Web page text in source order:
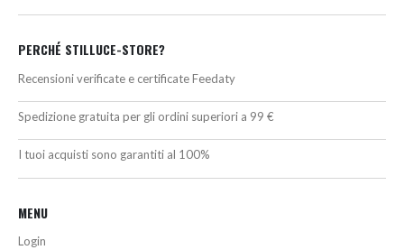
PERCHÉ STILLUCE-STORE?
Recensioni verificate e certificate Feedaty
Spedizione gratuita per gli ordini superiori a 99 €
I tuoi acquisti sono garantiti al 100%
MENU
Login